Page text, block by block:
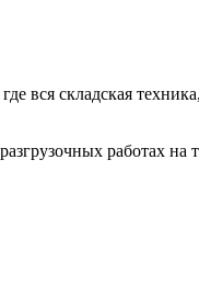
складская
работах